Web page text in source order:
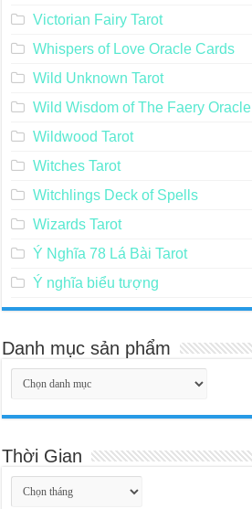
Victorian Fairy Tarot
Whispers of Love Oracle Cards
Wild Unknown Tarot
Wild Wisdom of The Faery Oracle
Wildwood Tarot
Witches Tarot
Witchlings Deck of Spells
Wizards Tarot
Ý Nghĩa 78 Lá Bài Tarot
Ý nghĩa biểu tượng
Danh mục sản phẩm
Thời Gian
Thời
Gian